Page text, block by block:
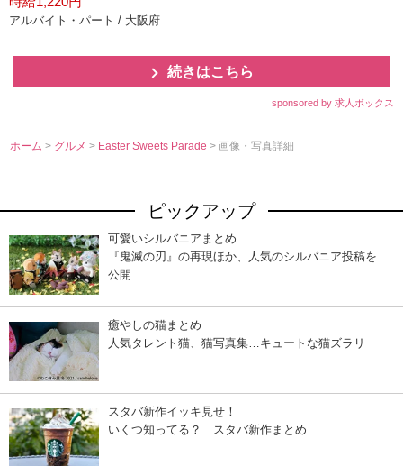
アルバイト・パート / 大阪府
続きはこちら
sponsored by 求人ボックス
ホーム > グルメ> Easter Sweets Parade> 画像・写真詳細
ピックアップ
可愛いシルバニアまとめ
『鬼滅の刃』の再現ほか、人気のシルバニア投稿を
公開
癒やしの猫まとめ
人気タレント猫、猫写真集…キュートな猫ズラリ
スタバ新作イッキ見せ！
いくつ知ってる？ スタバ新作まとめ